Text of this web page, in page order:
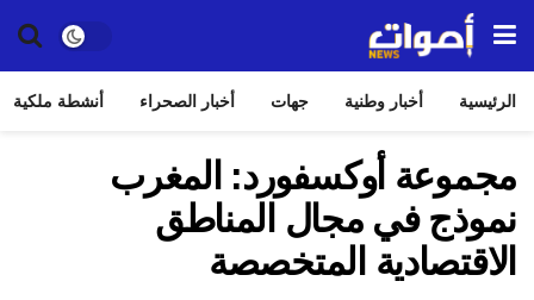
الرئيسية أخبار وطنية جهات أخبار الصحراء أنشطة ملكية
مجموعة أوكسفورد: المغرب
نموذج في مجال المناطق
الاقتصادية المتخصصة